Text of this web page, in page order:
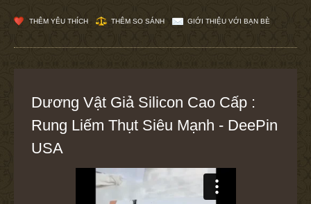
THÊM YÊU THÍCH THÊM SO SÁNH GIỚI THIỆU VỚI BẠN BÈ
Dương Vật Giả Silicon Cao Cấp :
Rung Liếm Thụt Siêu Mạnh - DeePin
USA